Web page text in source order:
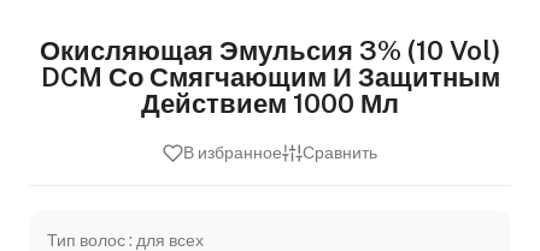
Окисляющая Эмульсия 3% (10 Vol)
DCM Со Смягчающим И Защитным
Действием 1000 Мл
В избранное Сравнить
Тип волос : для всех